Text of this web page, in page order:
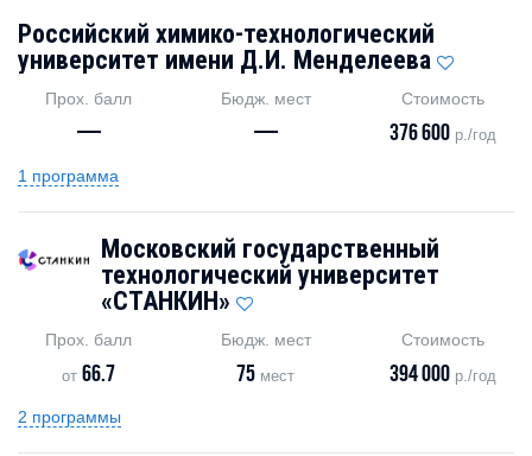
Российский химико-технологический
университет имени Д.И. Менделеева
Прох. балл
—
Бюдж. мест
—
Стоимость
376 600 р./год
1 программа
Московский государственный
технологический университет
«СТАНКИН»
Прох. балл
от66.7
Бюдж. мест
75 мест
Стоимость
394 000 р./год
2 программы